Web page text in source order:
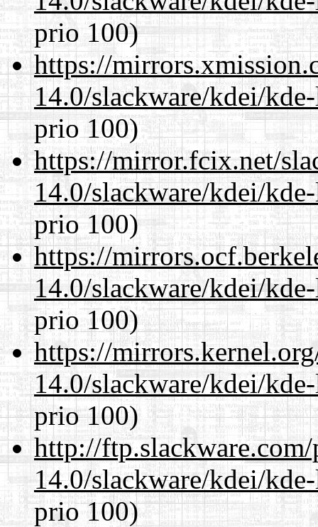
prio 100)
https://
14.0/slackware/kdei/
prio 100)
https://mirror.fcix.net/
14.0/slackware/kdei/
prio 100)
https://
14.0/slackware/kdei/
prio 100)
https://
14.0/slackware/kdei/
prio 100)
http://
14.0/slackware/kdei/
prio 100)